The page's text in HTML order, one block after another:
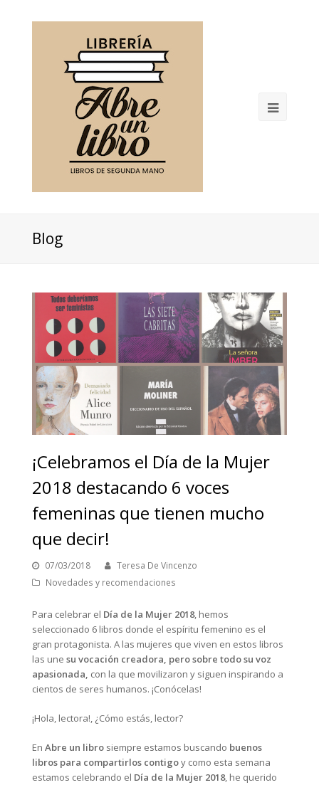
Open
Blog
¡Celebramos el Día de la Mujer
2018 destacando 6 voces
femeninas que tienen mucho
que decir!
07/03/2018
Teresa De Vincenzo
Novedades y recomendaciones
Para celebrar el Día de la Mujer 2018, hemos
seleccionado 6 libros donde el espíritu femenino es el
gran protagonista. A las mujeres que viven en estos libros
las une su vocación creadora, pero sobre todo su voz
apasionada, con la que movilizaron y siguen inspirando a
cientos de seres humanos. ¡Conócelas!
¡Hola, lectora!, ¿Cómo estás, lector?
En Abre un librosiempre estamos buscando buenos
libros para compartirlos contigoy como esta semana
estamos celebrando el Día de la Mujer 2018, he querido